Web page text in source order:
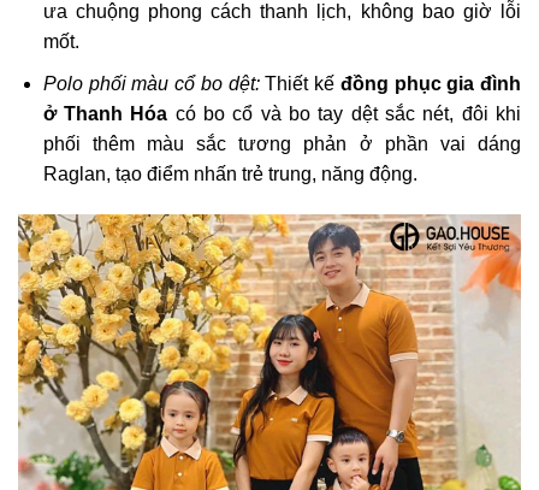
ưa chuộng phong cách thanh lịch, không bao giờ lỗi
mốt.
Polo phối màu cổ bo dệt:Thiết kế đồng phục gia đình
ở Thanh Hóa có bo cổ và bo tay dệt sắc nét, đôi khi
phối thêm màu sắc tương phản ở phần vai dáng
Raglan, tạo điểm nhấn trẻ trung, năng động.